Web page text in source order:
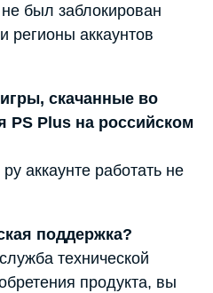
был заблокирован
регионы аккаунтов
скачанные во
PS Plus на российском
аккаунте работать не
поддержка?
технической
продукта, вы